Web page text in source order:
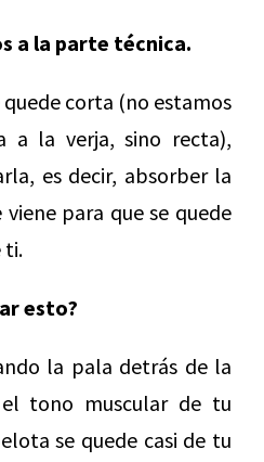
a la parte técnica.
quede corta (no estamos
a la verja, sino recta),
es decir, absorber la
para que se quede
ti.
esto?
la pala detrás de la
tono muscular de tu
se quede casi de tu